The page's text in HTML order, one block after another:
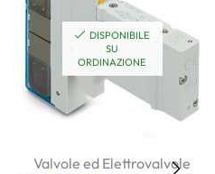
DISPONIBILE
SU
ORDINAZIONE
Valvole ed Elettrovalvole